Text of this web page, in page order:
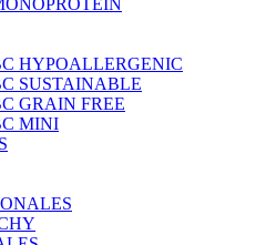
HYPOALLERGENIC
SUSTAINABLE
GRAIN FREE
MINI